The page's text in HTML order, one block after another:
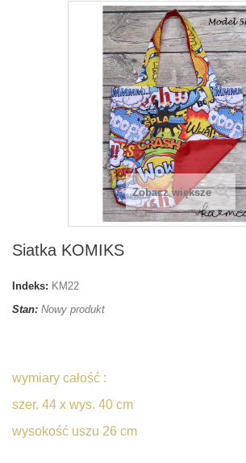
Zobacz większe
Siatka KOMIKS
Indeks: KM22
Stan: Nowy produkt
wymiary całość :
szer. 44 x wys. 40 cm
wysokość uszu 26 cm